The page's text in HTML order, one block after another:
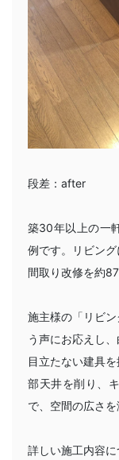
段差：after
築30年以上の一
例です。リビン
間取り改修を約
施主様の「リビ
う声にお応えし
目立たない建具
部天井を削り、
で、空間の広さを
詳しい施工内容